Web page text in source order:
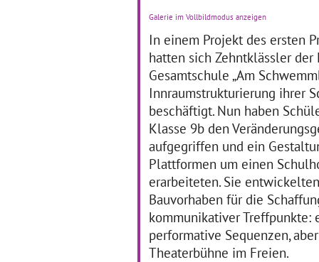
Galerie im Vollbildmodus anzeigen
In einem Projekt des ersten
hatten sich Zehntklässler der
Gesamtschule „Am
Innraumstrukturierung ihrer
beschäftigt. Nun haben
Klasse 9b den
aufgegriffen und ein
Plattformen um einen
erarbeiteten. Sie
Bauvorhaben für die
kommunikativer Treffpunkte:
performative Sequenzen,
Theaterbühne im Freien.
entstanden sind?" Foto: doroB.
01.02.2012–23.07.2012
Wenn der Kunstraum zur
Keramikwerkstatt wird: Die
Schüler/innen der 7. Klasse
der Novalisschule in Bad
Tennstedt beschäftigten sich
Keramikwelt“ mit dem
… mehr
…
Zukunftswerkstatt -
Unsere Vision einer
kreativen Schule -
Schulleben kulturell